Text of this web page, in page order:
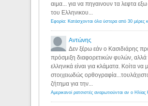
αιμα... για να πηγαινουν τα λεφτα εξω
του Ελληνικου...
Αντώνης
Δεν ξέρω εάν ο Κασιδιάρης
πρόσμιξη διαφορετικών φυλών, αλλά
ελληνικά είναι για κλάματα. Κοίτα να
στοιχειωδώς
ζήτημα για την...